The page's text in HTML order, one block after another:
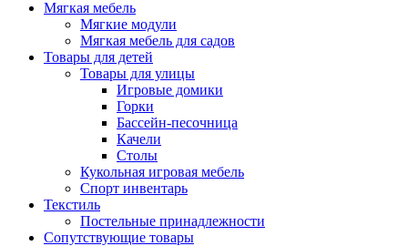
Мягкая мебель
Мягкие модули
Мягкая мебель для садов
Товары для детей
Товары для улицы
Игровые домики
Горки
Бассейн-песочница
Качели
Столы
Кукольная игровая мебель
Спорт инвентарь
Текстиль
Постельные принадлежности
Сопутствующие товары